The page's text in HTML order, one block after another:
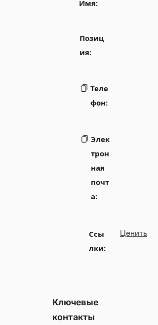
Имя:
Позиц
ия:
Теле
фон:
Элек
трон
ная
почт
а:
Ссы
лки:
Ценить
Ключевые
контакты